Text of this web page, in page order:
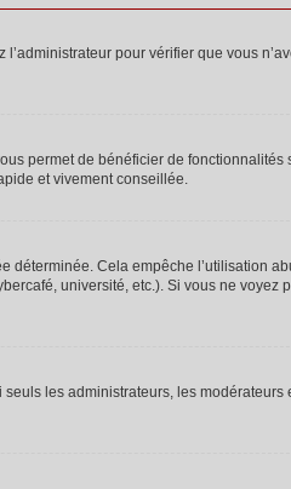
pour vérifier que vous
permet de bénéficier de
et vivement conseillée.
Cela empêche l’utilisation
université, etc.). Si vous ne voyez
seuls les administrateurs, les modérateurs